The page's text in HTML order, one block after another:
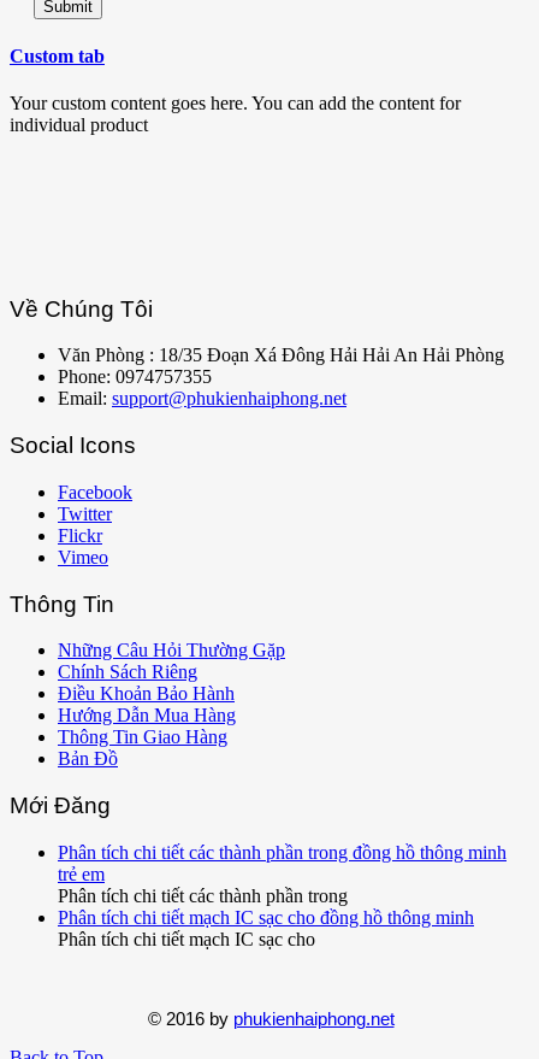
Custom tab
Your custom content goes here. You can add the content for
individual product
Về Chúng Tôi
Văn Phòng : 18/35 Đoạn Xá Đông Hải Hải An Hải Phòng
Phone: 0974757355
Email: support@phukienhaiphong.net
Social Icons
Facebook
Twitter
Flickr
Vimeo
Thông Tin
Những Câu Hỏi Thường Gặp
Chính Sách Riêng
Điều Khoản Bảo Hành
Hướng Dẫn Mua Hàng
Thông Tin Giao Hàng
Bản Đồ
Mới Đăng
Phân tích chi tiết các thành phần trong đồng hồ thông minh
trẻ em
Phân tích chi tiết các thành phần trong
Phân tích chi tiết mạch IC sạc cho đồng hồ thông minh
Phân tích chi tiết mạch IC sạc cho
© 2016 by phukienhaiphong.net